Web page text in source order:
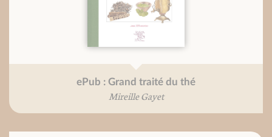
ePub : Grand traité du thé
Mireille Gayet